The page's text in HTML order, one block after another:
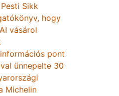
Sikk
hogy
vásárol
pont
ünnepelte 30
Michelin